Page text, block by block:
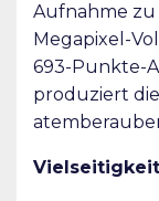
Aufnahme zu
Megapixel-
693-Punkte-
produziert